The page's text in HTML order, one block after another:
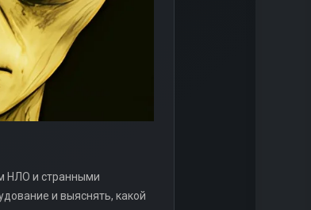
НЛО и странными
и выяснять, какой